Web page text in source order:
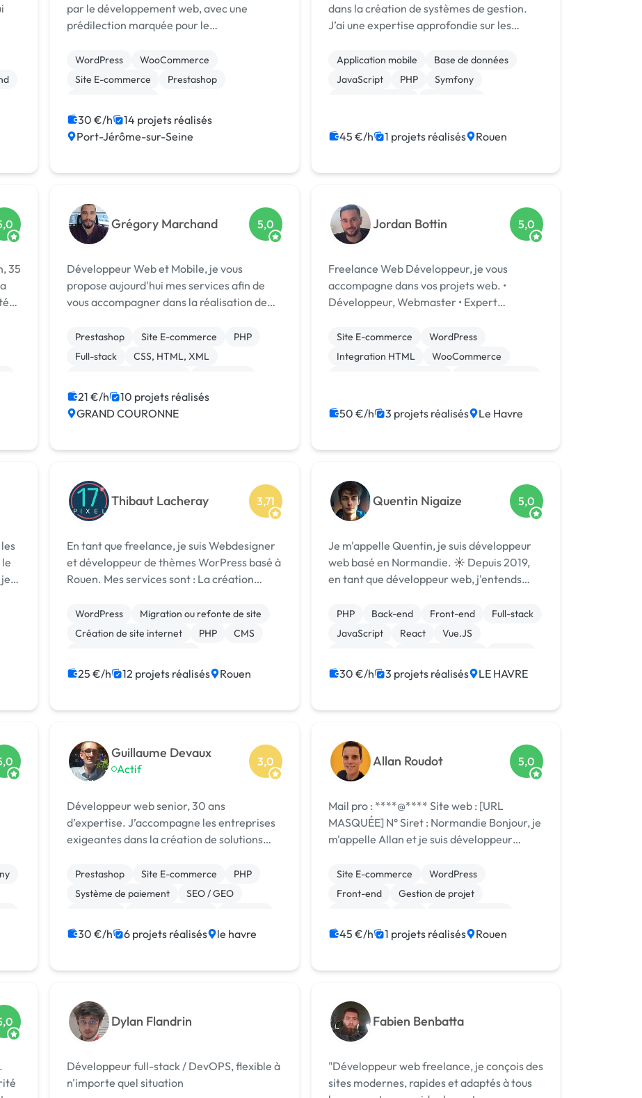
par le développement web, avec une
prédilection marquée pour le
Mon expertise en Backend, notamment
avec PHP et le framework Laravel,
WordPress
WooCommerce
Site E-commerce
Prestashop
Création de site internet
Développement spécifique
30 €/h
14 projets réalisés
Port-Jérôme-sur-Seine
dans la création de systèmes de gestion.
J’ai une expertise approfondie sur les
WebDev) ainsi qu'en PHP/MySQL. Pour le
développement web, j’utilise le framework
Application mobile
Base de données
JavaScript
PHP
Symfony
CSS, HTML, XML
45 €/h 1 projets réalisés Rouen
35
Grégory Marchand 5,0
Développeur Web et Mobile, je vous
propose aujourd'hui mes services afin de
vous accompagner dans la réalisation de
à chacune de vos questions en moins d'une
heure.
Prestashop Site E-commerce
PHP
Full-stack
CSS, HTML, XML
Mise en page
21 €/h
10 projets réalisés
GRAND COURONNE
Jordan Bottin 5,0
Freelance Web Développeur, je vous
accompagne dans vos projets web. •
Développeur, Webmaster • Expert
Développements Wordpress (Thèmes,
Multilangues, Responsive ...) • Créateur de
Site E-commerce
WordPress
Integration HTML
WooCommerce
Site clé en main
50 €/h 3 projets réalisés Le Havre
Thibaut Lacheray 3,71
En tant que freelance, je suis Webdesigner
et développeur de thèmes WorPress basé à
Rouen. Mes services sont : La création
de concevoir et de réaliser le graphisme de
votre interface web. Le dévelo...
WordPress
Migration ou refonte de site
Création de site internet
PHP
CMS
Référencement, liens
SEO / GEO
25 €/h 12 projets réalisés Rouen
Quentin Nigaize 5,0
Je m'appelle Quentin, je suis développeur
web basé en Normandie. ☀️ Depuis 2019,
en tant que développeur web, j'entends
plusieurs outils en ligne, mais aucun ne
correspond vraiment à mes besoins." ...
PHP Back-end Front-end
Full-stack
JavaScript
React
Vue.JS
30 €/h 3 projets réalisés LE HAVRE
Guillaume Devaux
Actif
3,0
Développeur web senior, 30 ans
d’expertise. J’accompagne les entreprises
exigeantes dans la création de solutions
résultats.
Prestashop Site E-commerce
PHP
Système de paiement
SEO / GEO
WooCommerce
Création de site internet
30 €/h 6 projets réalisés le havre
Allan Roudot 5,0
Mail pro : ****@**** Site web : [URL
MASQUÉE] N° Siret : Normandie Bonjour, je
m'appelle Allan et je suis développeur
l'éco-conception web, par le
développement d'un thème adapté, avec le
Site E-commerce
WordPress
Front-end
Gestion de projet
Admin système, sécurité
Création de site internet
45 €/h 1 projets réalisés Rouen
Dylan Flandrin
Développeur full-stack / DevOPS, flexible à
n'importe quel situation
Fabien Benbatta
"Développeur web freelance, je conçois des
sites modernes, rapides et adaptés à tous